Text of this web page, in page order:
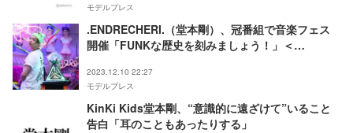
モデルプレス
.ENDRECHERI.（堂本剛）、冠番組で音楽フェス
開催「FUNKな歴史を刻みましょう！」＜
2023.12.10 22:27
モデルプレス
KinKi Kids堂本剛、“意識的に遠ざけて”いること
告白「耳のこともあったりする」